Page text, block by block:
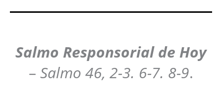
Salmo Responsorial de Hoy
– Salmo 46, 2-3. 6-7. 8-9.